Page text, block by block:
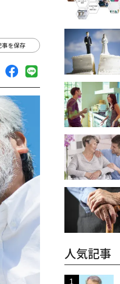
事を保存
人気記事